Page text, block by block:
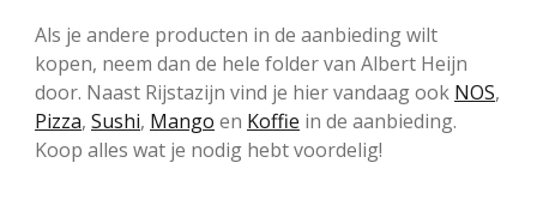
Als je andere producten in de aanbieding wilt
kopen, neem dan de hele folder van Albert Heijn
door. Naast Rijstazijn vind je hier vandaag ook NOS,
Pizza, Sushi, Mango en Koffie in de aanbieding.
Koop alles wat je nodig hebt voordelig!